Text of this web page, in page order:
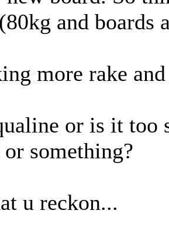
and boards
more rake and
or is it too
something?
u reckon...